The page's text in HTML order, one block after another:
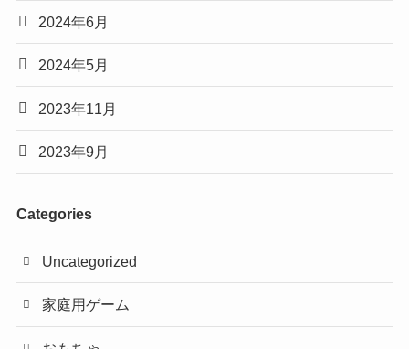
2024年6月
2024年5月
2023年11月
2023年9月
Categories
Uncategorized
家庭用ゲーム